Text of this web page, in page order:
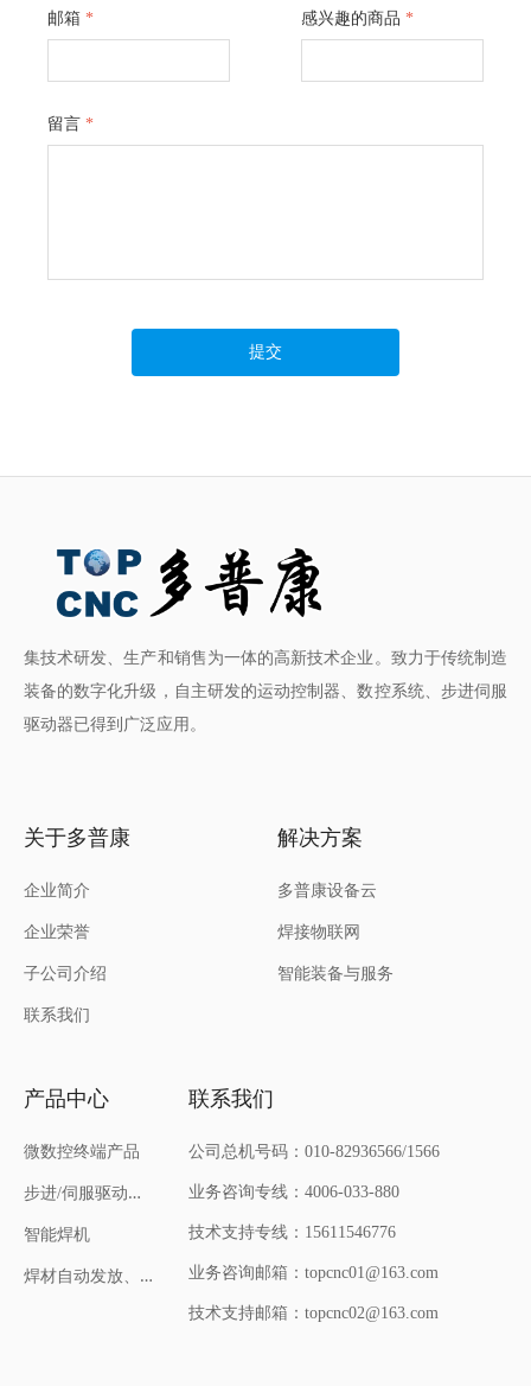
邮箱 * 感兴趣的商品 *
留言 *
提交
关于多普康
企业简介
企业荣誉
子公司介绍
联系我们
解决方案
多普康设备云
焊接物联网
智能装备与服务
联系我们
公司总机号码：010-82936566/1566
业务咨询专线：4006-033-880
技术支持专线：15611546776
业务咨询邮箱：topcnc01@163.com
技术支持邮箱：topcnc02@163.com
产品中心
微数控终端产品
步
进/伺服驱动器和电机
智能焊机
焊
材自动发放、回收机
集技术研发、生产和销售为一体的高新技术企业。致力于传统制造
装备的数字化升级，自主研发的运动控制器、数控系统、步进伺服
驱动器已得到广泛应用。